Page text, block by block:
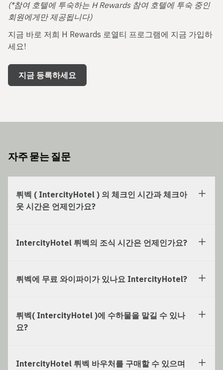
(*참여 호텔에 투숙하는 H Rewards 참여 호텔에 투숙 중인
회원에게만 제공됩니다)
지금 바로 저희 H Rewards 로열티 프로그램에 지금 가입하
세요!
지금 등록하세요
자주 묻는 질문
뤼벡 ( IntercityHotel ) 의 체크인 시간과 체크아
웃 시간은 언제인가요?
IntercityHotel 뤼벡의 조식 시간은 언제인가요?
뤼벡에 무료 와이파이가 있나요 IntercityHotel?
뤼벡( IntercityHotel )에 수하물을 맡길 수 있나
요?
IntercityHotel 뤼벡 바우처를 구매할 수 있으며